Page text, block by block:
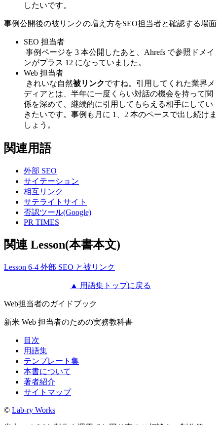
したいです。
事例公開後の被リンクの増え方をSEO担当者と確認する場面
SEO 担当者
事例ページを 3 本公開したあと、Ahrefs で参照ドメイ
ンがプラス 12 になっていました。
Web 担当者
きれいな自然被リンクですね。引用してくれた業界メ
ディアとは、半年に一度くらい対話の機会を持って関
係を深めて、継続的に引用してもらえる相手にしてい
きたいです。事例も月に 1、2 本のペースで出し続けま
しょう。
関連用語
外部 SEO
サイテーション
相互リンク
サテライトサイト
否認ツール(Google)
PR TIMES
関連 Lesson(本書本文)
Lesson 6-4 外部 SEO と被リンク
▲ 用語集トップに戻る
Web担当者のガイドブック
新米 Web 担当者のための実務教科書
目次
用語集
テンプレート集
本書について
著者紹介
サイトマップ
© Lab-ry Works